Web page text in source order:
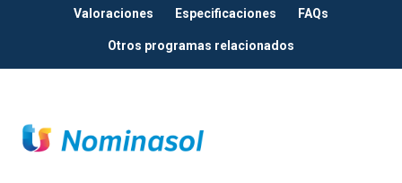
Valoraciones Especificaciones FAQs
Otros programas relacionados